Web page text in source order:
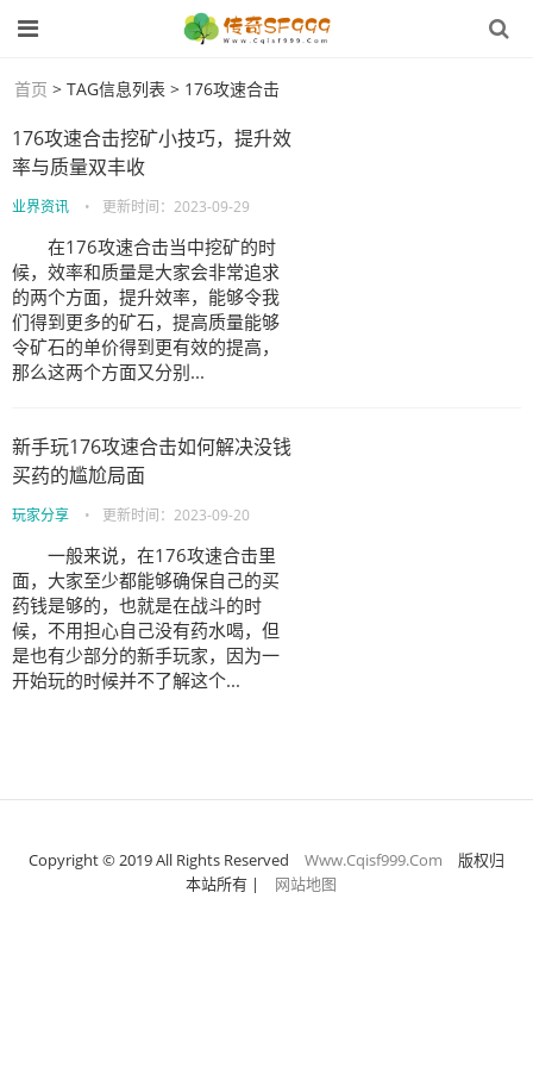
首页 > TAG信息列表 > 176攻速合击
176攻速合击挖矿小技巧，提升效
率与质量双丰收
业界资讯 • 更新时间： 2023-09-29
在176攻速合击当中挖矿的时
候，效率和质量是大家会非常追求
的两个方面，提升效率，能够令我
们得到更多的矿石，提高质量能够
令矿石的单价得到更有效的提高，
那么这两个方面又分别...
新手玩176攻速合击如何解决没钱
买药的尴尬局面
玩家分享 • 更新时间： 2023-09-20
一般来说，在176攻速合击里
面，大家至少都能够确保自己的买
药钱是够的，也就是在战斗的时
候，不用担心自己没有药水喝，但
是也有少部分的新手玩家，因为一
开始玩的时候并不了解这个...
Copyright © 2019 All Rights Reserved Www.Cqisf999.Com
版权归
本站所有| 网站地图